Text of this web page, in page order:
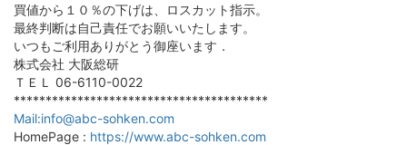
買値から１０％の下げは、ロスカット指示。
最終判断は自己責任でお願いいたします。
いつもご利用ありがとう御座います．
株式会社 大阪総研
ＴＥＬ 06-6110-0022
****************************************
Mail:info@abc-sohken.com
HomePage : https://www.abc-sohken.com